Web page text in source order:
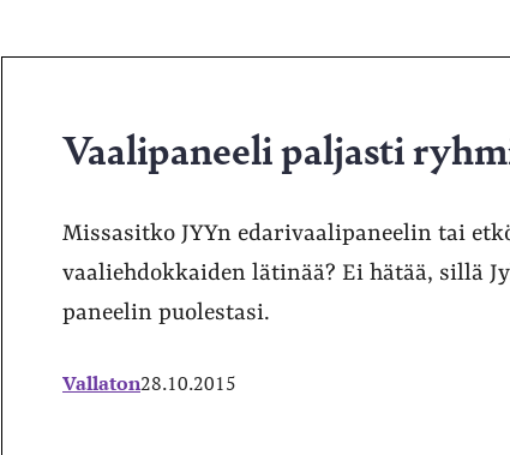
Vaalipaneeli paljasti
Missasitko JYYn edarivaalipaneelin tai
vaaliehdokkaiden lätinää? Ei hätää, sillä
paneelin puolestasi.
Vallaton28.10.2015